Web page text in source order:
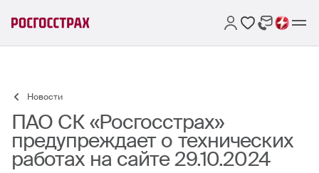
Новости
ПАО СК «Росгосстрах»
предупреждает о технических
работах на сайте 29.10.2024